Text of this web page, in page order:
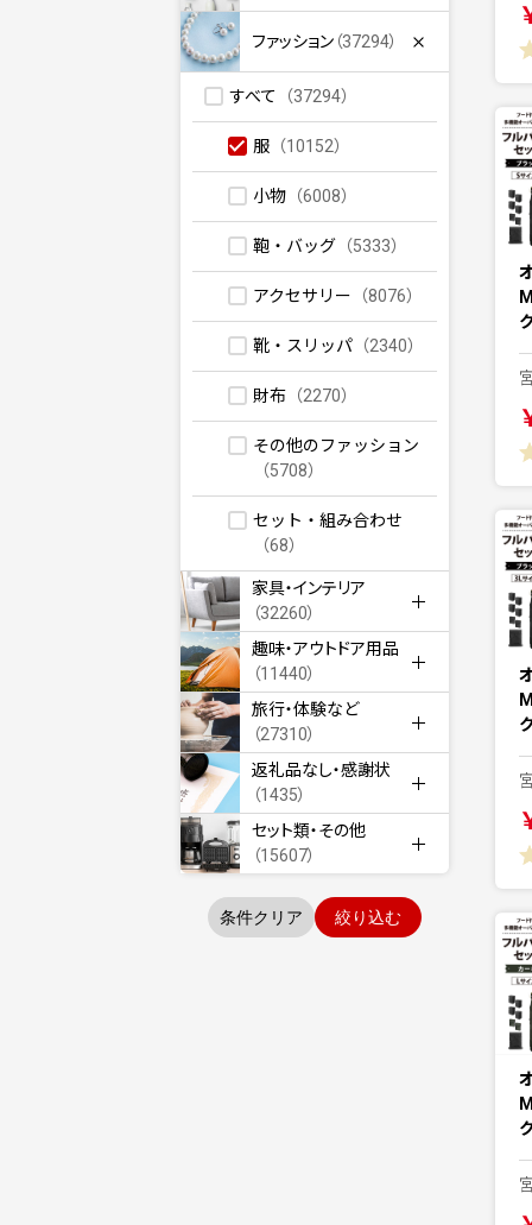
ファッション （37294）
すべて （37294）
服 （10152）
小物 （6008）
鞄・バッグ （5333）
アクセサリー （8076）
靴・スリッパ （2340）
財布 （2270）
その他のファッション
（5708）
セット・組み合わせ
（68）
家具・インテリア
（32260）
趣味・アウトドア用品
（11440）
旅行・体験など
（27310）
返礼品なし・感謝状
（1435）
セット類・その他
（15607）
条件クリア 絞り込む